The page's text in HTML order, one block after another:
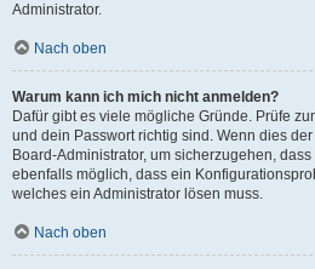
Administrator.
Nach oben
Warum kann ich mich nicht anmelden?
Dafür gibt es viele mögliche Gründe. Prüfe
und dein Passwort richtig sind. Wenn dies
Board-Administrator, um sicherzugehen,
ebenfalls möglich, dass ein
welches ein Administrator lösen muss.
Nach oben